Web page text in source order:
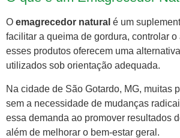
O emagrecedor natural é um
facilitar a queima de gordura, controlar
esses produtos oferecem uma
utilizados sob orientação adequada.
Na cidade de São Gotardo, MG, muitas
sem a necessidade de mudanças
essa demanda ao promover resultados
além de melhorar o bem-estar geral.